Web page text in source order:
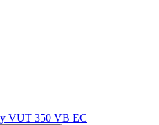
VUT 350 VB EC